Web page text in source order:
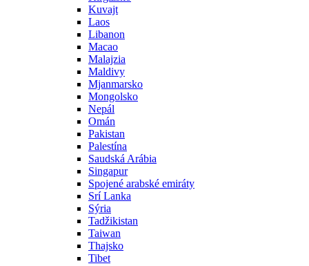
Kuvajt
Laos
Libanon
Macao
Malajzia
Maldivy
Mjanmarsko
Mongolsko
Nepál
Omán
Pakistan
Palestína
Saudská Arábia
Singapur
Spojené arabské emiráty
Srí Lanka
Sýria
Tadžikistan
Taiwan
Thajsko
Tibet